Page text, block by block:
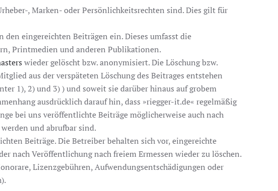
, Marken- oder Persönlichkeitsrechten sind. Dies gilt für
eingereichten Beiträgen ein. Dieses umfasst die
Printmedien und anderen Publikationen.
wieder gelöscht bzw. anonymisiert. Die Löschung bzw.
aus der verspäteten Löschung des Beitrages entstehen
1), 2) und 3) ) und soweit sie darüber hinaus auf grobem
ausdrücklich darauf hin, dass »riegger-it.de« regelmäßig
bei uns veröffentlichte Beiträge möglicherweise auch nach
und abrufbar sind.
Beiträge. Die Betreiber behalten sich vor, eingereichte
nach Veröffentlichung nach freiem Ermessen wieder zu löschen.
Lizenzgebühren, Aufwendungsentschädigungen oder